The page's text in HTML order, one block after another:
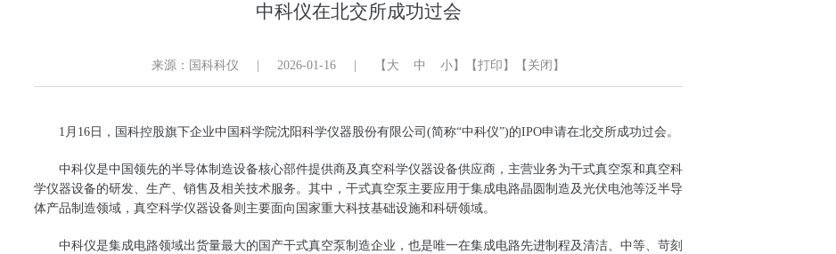
中科仪在北交所成功过会
来源：国科科仪 2026-01-16 【 大 中 小 】 【打印】 【关闭】
1月16日，国科控股旗下企业中国科学院沈阳科学仪器股份有限公司(简称“中科仪”)的IPO申请在北交所成功过会。
中科仪是中国领先的半导体制造设备核心部件提供商及真空科学仪器设备供应商，主营业务为干式真空泵和真空科
学仪器设备的研发、生产、销售及相关技术服务。其中，干式真空泵主要应用于集成电路晶圆制造及光伏电池等泛半导
体产品制造领域，真空科学仪器设备则主要面向国家重大科技基础设施和科研领域。
中科仪是集成电路领域出货量最大的国产干式真空泵制造企业，也是唯一在集成电路先进制程及清洁、中等、苛刻